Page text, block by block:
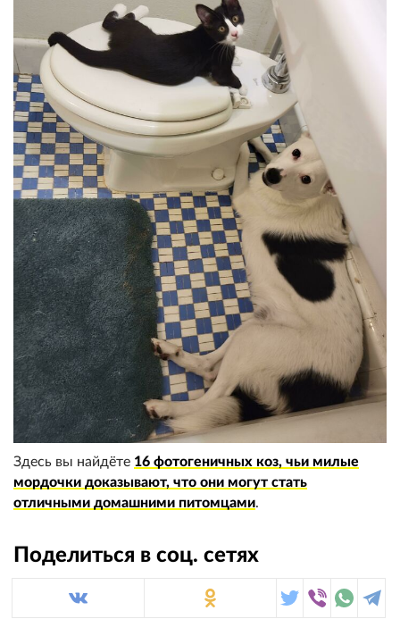
Здесь вы найдёте 16 фотогеничных коз, чьи милые
мордочки доказывают, что они могут стать
отличными домашними питомцами.
Поделиться в соц. сетях